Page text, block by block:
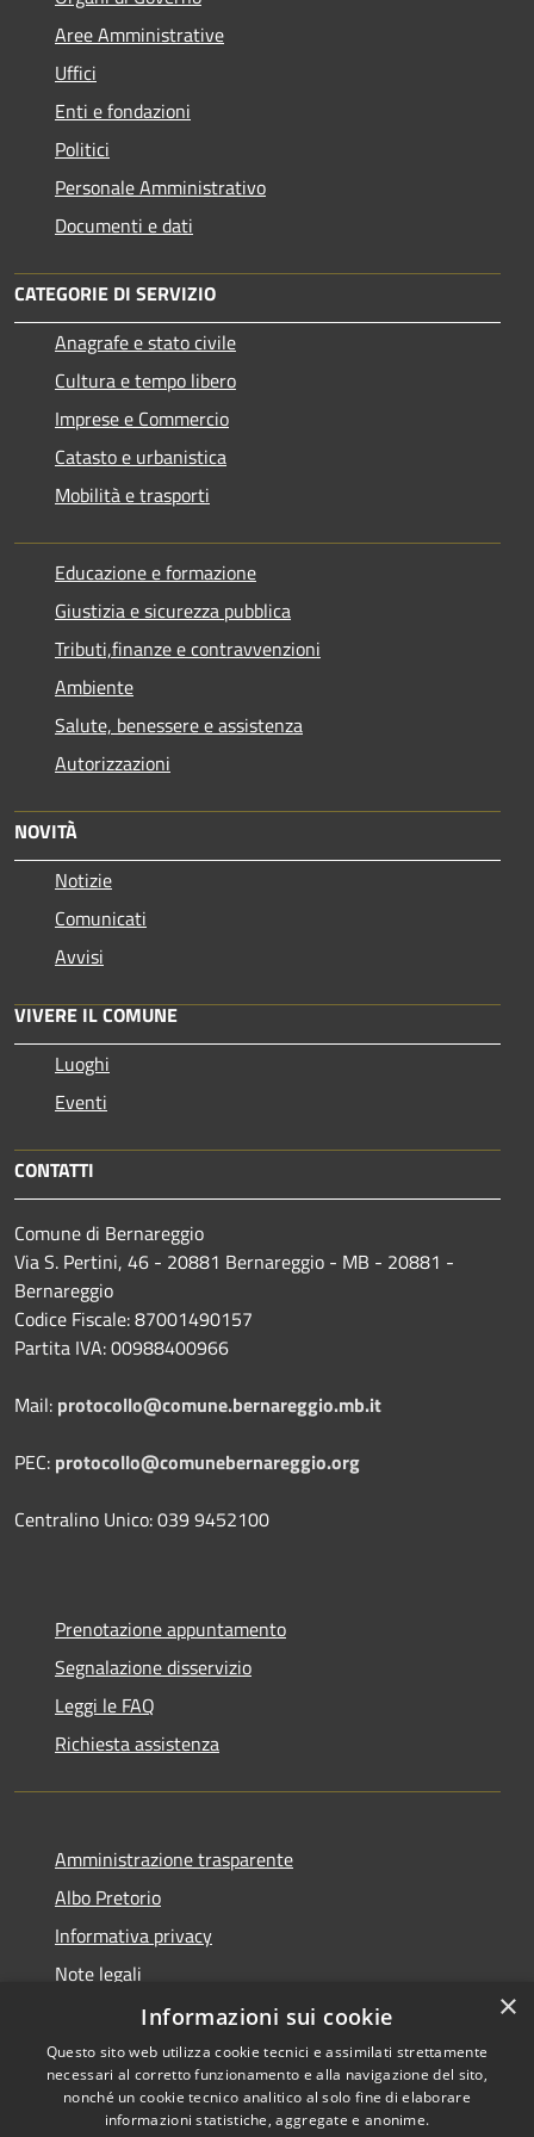
Aree Amministrative
Uffici
Enti e fondazioni
Politici
Personale Amministrativo
Documenti e dati
CATEGORIE DI SERVIZIO
Anagrafe e stato civile
Cultura e tempo libero
Imprese e Commercio
Catasto e urbanistica
Mobilità e trasporti
Educazione e formazione
Giustizia e sicurezza pubblica
Tributi,finanze e contravvenzioni
Ambiente
Salute, benessere e assistenza
Autorizzazioni
NOVITÀ
Notizie
Comunicati
Avvisi
VIVERE IL COMUNE
Luoghi
Eventi
CONTATTI
Comune di Bernareggio
Via S. Pertini, 46 - 20881 Bernareggio - MB - 20881 -
Bernareggio
Codice Fiscale: 87001490157
Partita IVA: 00988400966
Mail: protocollo@comune.bernareggio.mb.it
PEC: protocollo@comunebernareggio.org
Centralino Unico: 039 9452100
Prenotazione appuntamento
Segnalazione disservizio
Leggi le FAQ
Richiesta assistenza
Amministrazione trasparente
Albo Pretorio
Informativa privacy
Note legali
Dichiarazione di accessibilità
Copyright © 2026 • Comune di
×
Informazioni sui cookie
Questo sito web utilizza cookie tecnici e assimilati strettamente
necessari al corretto funzionamento e alla navigazione del sito,
nonché un cookie tecnico analitico al solo fine di elaborare
informazioni statistiche, aggregate e anonime.